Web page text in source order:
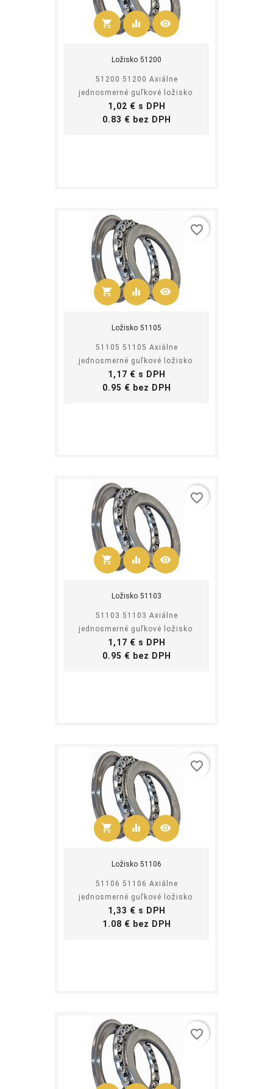
shopping_cart
Kúpiť
equalizer visibility
Ložisko 51200
51200 51200 Axiálne
jednosmerné guľkové ložisko
Cena
1,02 € s DPH
0.83 € bez DPH
shopping_cart
Kúpiť
equalizer visibility
Ložisko 51105
51105 51105 Axiálne
jednosmerné guľkové ložisko
Cena
1,17 € s DPH
0.95 € bez DPH
favorite_border
shopping_cart
Kúpiť
equalizer visibility
Ložisko 51103
51103 51103 Axiálne
jednosmerné guľkové ložisko
Cena
1,17 € s DPH
0.95 € bez DPH
favorite_border
shopping_cart
Kúpiť
equalizer visibility
Ložisko 51106
51106 51106 Axiálne
jednosmerné guľkové ložisko
Cena
1,33 € s DPH
1.08 € bez DPH
favorite_border
favorite_border